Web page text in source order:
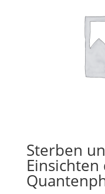
Sterben
Einsichten